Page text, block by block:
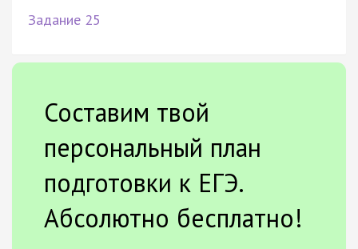
Задание 25
Составим твой
персональный план
подготовки к ЕГЭ.
Абсолютно бесплатно!